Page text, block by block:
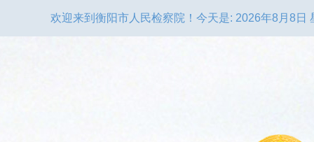
欢迎来到衡阳市人民检察院！ 今天是: 2026年8月8日